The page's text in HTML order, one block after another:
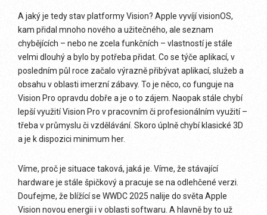
A jaký je tedy stav platformy Vision? Apple vyvíjí visionOS,
kam přidal mnoho nového a užitečného, ale seznam
chybějících – nebo ne zcela funkčních – vlastností je stále
velmi dlouhý a bylo by potřeba přidat. Co se týče aplikací, v
posledním půl roce začalo výrazně přibývat aplikací, služeb a
obsahu v oblasti imerzní zábavy. To je něco, co funguje na
Vision Pro opravdu dobře a je o to zájem. Naopak stále chybí
lepší využití Vision Pro v pracovním či profesionálním využití –
třeba v průmyslu či vzdělávání. Skoro úplně chybí klasické 3D
a je k dispozici minimum her.
Víme, proč je situace taková, jaká je. Víme, že stávající
hardware je stále špičkový a pracuje se na odlehčené verzi.
Doufejme, že blížící se WWDC 2025 nalije do světa Apple
Vision novou energii i v oblasti softwaru. A hlavně by to už